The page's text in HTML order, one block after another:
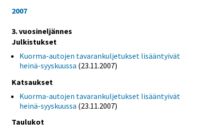
2007
3. vuosineljännes
Julkistukset
Kuorma-autojen tavarankuljetukset lisääntyivät
heinä-syyskuussa (23.11.2007)
Katsaukset
Kuorma-autojen tavarankuljetukset lisääntyivät
heinä-syyskuussa (23.11.2007)
Taulukot